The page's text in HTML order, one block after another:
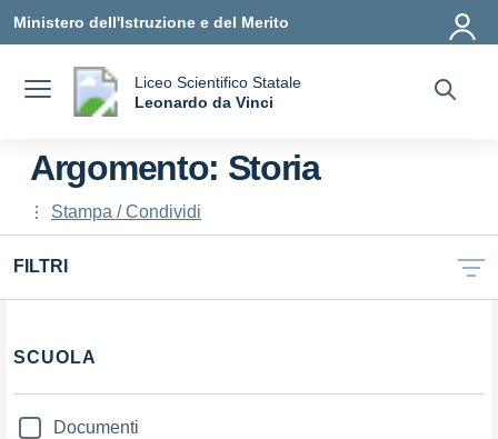
Ministero dell'Istruzione e del Merito
Liceo Scientifico Statale
Leonardo da Vinci
Argomento: Storia
Stampa / Condividi
FILTRI
Filtri
SCUOLA
Documenti